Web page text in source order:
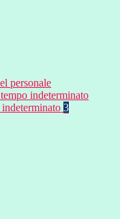
personale
indeterminato
3